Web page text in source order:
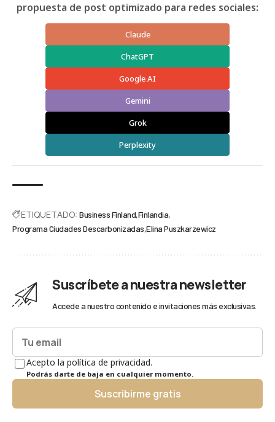
propuesta de post optimizado para redes sociales:
Claude
ChatGPT
Google AI
Gemini
Grok
Perplexity
ETIQUETADO: Business Finland Finlandia
Programa Ciudades Descarbonizadas Elina Puszkarzewicz
Suscríbete a nuestra newsletter
Accede a nuestro contenido e invitaciones más exclusivas.
Acepto la política de privacidad.
Podrás darte de baja en cualquier momento.
Suscribirme gratis